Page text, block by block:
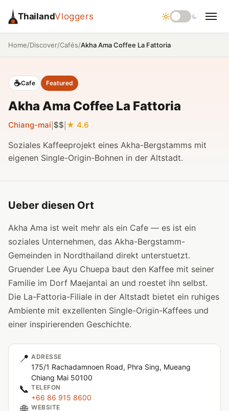
ThailandVloggers
Home/Discover/Cafés/Akha Ama Coffee La Fattoria
☕Cafe Featured
Akha Ama Coffee La Fattoria
Chiang-mai $$ 4.6
Soziales Kaffeeprojekt eines Akha-Bergstamms mit
eigenen Single-Origin-Bohnen in der Altstadt.
Ueber diesen Ort
Akha Ama ist weit mehr als ein Cafe — es ist ein
soziales Unternehmen, das Akha-Bergstamm-
Gemeinden in Nordthailand direkt unterstuetzt.
Gruender Lee Ayu Chuepa baut den Kaffee mit seiner
Familie im Dorf Maejantai an und roestet ihn selbst.
Die La-Fattoria-Filiale in der Altstadt bietet ein ruhiges
Ambiente mit exzellenten Single-Origin-Kaffees und
einer inspirierenden Geschichte.
📍 ADRESSE
175/1 Rachadamnoen Road, Phra Sing, Mueang
Chiang Mai 50100
📞 TELEFON
+66 86 915 8600
WEBSITE